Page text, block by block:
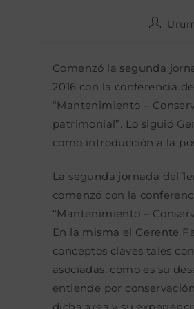
Autor
entrada:
Comenzó la segunda
2016 con la conferencia
“Mantenimiento –
patrimonial”. Lo siguió
como introducción a la
La segunda jornada del
comenzó con la
“Mantenimiento –
En la misma el Gerente
conceptos claves tales
asociadas, como es su
entiende por